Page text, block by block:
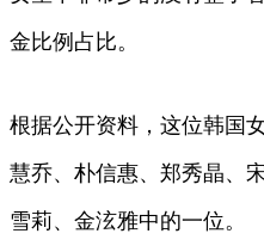
金比例占比。
根据公开资料，这位韩国
慧乔、朴信惠、郑秀晶、
雪莉、金泫雅中的一位。